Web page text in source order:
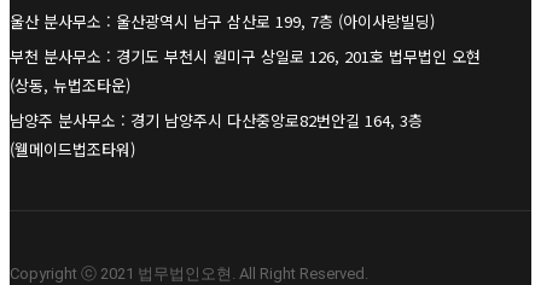
울산 분사무소 : 울산광역시 남구 삼산로 199, 7층 (아이사랑빌딩)
부천 분사무소 : 경기도 부천시 원미구 상일로 126, 201호 법무법인 오현
(상동, 뉴법조타운)
남양주 분사무소 : 경기 남양주시 다산중앙로82번안길 164, 3층
(웰메이드법조타워)
Copyright ⓒ 2021 법무법인오현. All Right Reserved.